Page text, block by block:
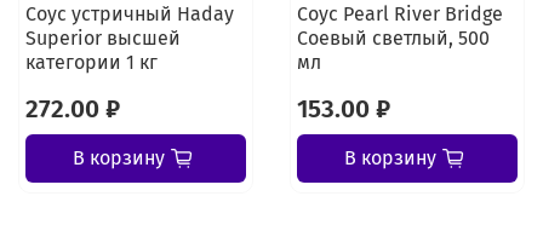
Соус устричный Haday
Superior высшей
категории 1 кг
272.00 ₽
В корзину
Соус Pearl River Bridge
Соевый светлый, 500
мл
153.00 ₽
В корзину